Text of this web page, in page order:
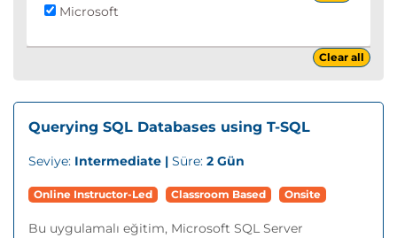
Microsoft
Clear all
Querying SQL Databases using T-SQL
Seviye: Intermediate | Süre: 2 Gün
Online Instructor-Led Classroom Based Onsite
Bu uygulamalı eğitim, Microsoft SQL Server